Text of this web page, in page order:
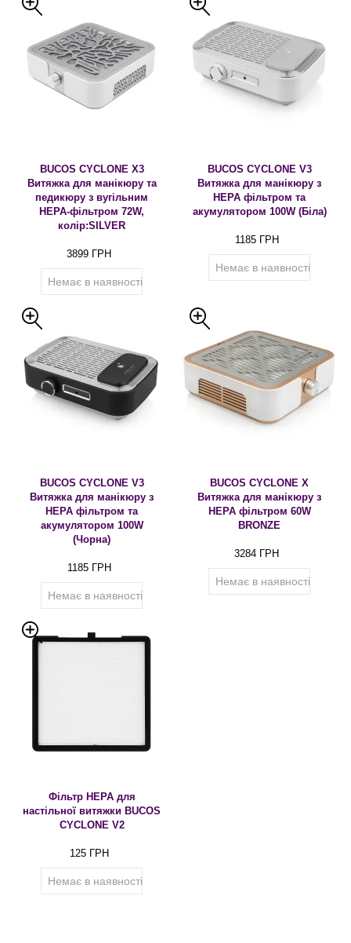
BUCOS CYCLONE X3
Витяжка для манікюру та
педикюру з вугільним
НЕРА-фільтром 72W,
колір:SILVER
3899 ГРН
Немає в наявності
BUCOS CYCLONE V3
Витяжка для манікюру з
HEPA фільтром та
акумулятором 100W (Біла)
1185 ГРН
Немає в наявності
BUCOS CYCLONE V3
Витяжка для манікюру з
HEPA фільтром та
акумулятором 100W
(Чорна)
1185 ГРН
Немає в наявності
BUCOS CYCLONE X
Витяжка для манікюру з
HEPA фільтром 60W
BRONZE
3284 ГРН
Немає в наявності
Фільтр HEPA для
настільної витяжки BUCOS
CYCLONE V2
125 ГРН
Немає в наявності